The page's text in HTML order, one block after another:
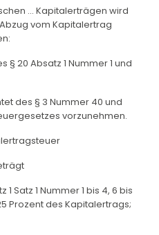
... Kapitalerträgen wird
vom Kapitalertrag
§ 20 Absatz 1 Nummer 1 und
des § 3 Nummer 40 und
vorzunehmen.
1 Satz 1 Nummer 1 bis 4, 6 bis
Prozent des Kapitalertrags;